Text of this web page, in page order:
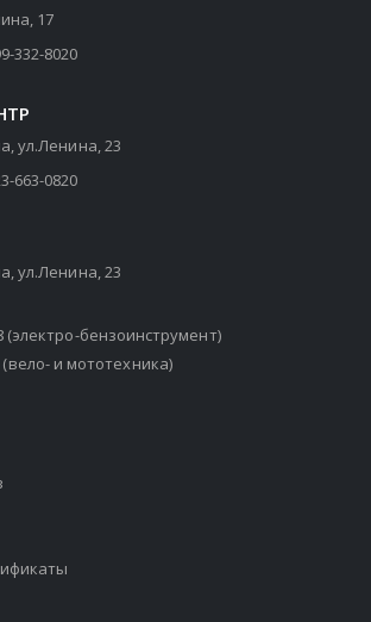
17
332-8020
ул.Ленина, 23
663-0820
ул.Ленина, 23
(электро-бензоинструмент)
и мототехника)